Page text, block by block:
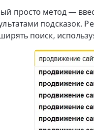
просто метод —
подсказок.
поиск,